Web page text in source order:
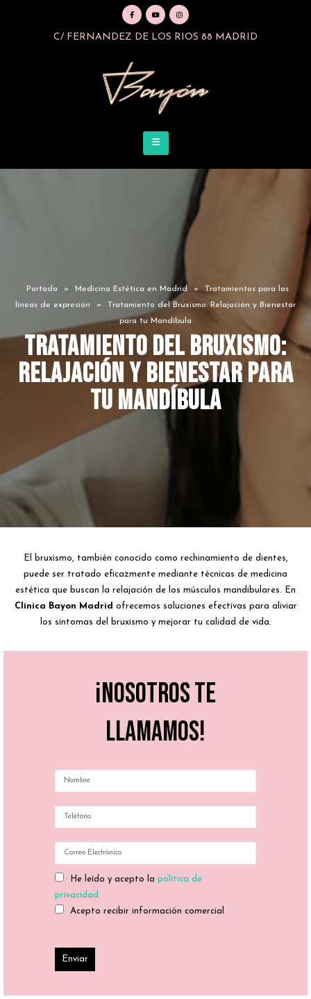
C/ FERNANDEZ DE LOS RIOS 88 MADRID
Portada » Medicina Estética en Madrid »
Tratamientos para las
líneas de expresión
»
Tratamiento del Bruxismo: Relajación y Bienestar
para tu Mandíbula
Tratamiento del Bruxismo:
Relajación y Bienestar para
tu Mandíbula
El bruxismo, también conocido como rechinamiento de dientes,
puede ser tratado eficazmente mediante técnicas de medicina
estética que buscan la relajación de los músculos mandibulares. En
Clínica Bayon Madrid ofrecemos soluciones efectivas para aliviar
los síntomas del bruxismo y mejorar tu calidad de vida.
¡Nosotros te
llamamos!
He leído y acepto la política de
privacidad
Acepto recibir información comercial